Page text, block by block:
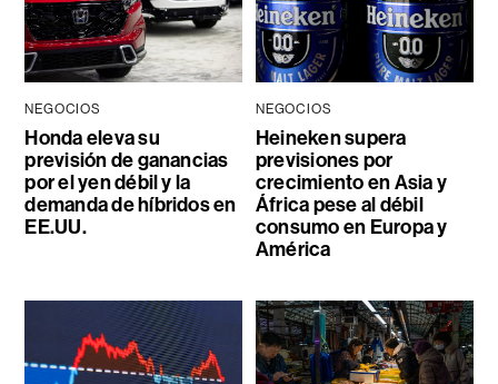
NEGOCIOS
Honda eleva su
previsión de ganancias
por el yen débil y la
demanda de híbridos en
EE.UU.
NEGOCIOS
Heineken supera
previsiones por
crecimiento en Asia y
África pese al débil
consumo en Europa y
América